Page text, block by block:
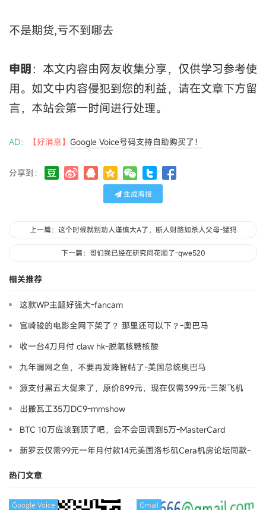
不是期货,亏不到哪去
申明：本文内容由网友收集分享，仅供学习参考使
用。如文中内容侵犯到您的利益，请在文章下方留
言，本站会第一时间进行处理。
AD： 【好消息】 Google Voice号码支持自助购买了！
分享到：
生成海报
上一篇：这个时候就别劝人谨慎大A了，断人财路如杀人父母-猛犸
下一篇：哥们我已经在研究同花顺了-qwe520
相关推荐
这款WP主题好强大-fancam
宫崎骏的电影全网下架了？ 那里还可以下？-奧巴马
收一台4刀月付 claw hk-脱氧核糖核酸
九年漏网之鱼，不要再发降智帖了-美国总统奥巴马
源支付黑五大促来了，原价899元，现在仅需399元-三架飞机
出搬瓦工35刀DC9-mmshow
BTC 10万应该到顶了吧，会不会回调到5万-MasterCard
新罗云仅需99元一年月付款14元美国洛杉矶Cera机房论坛同款-
热门文章
Google Voice Gmail